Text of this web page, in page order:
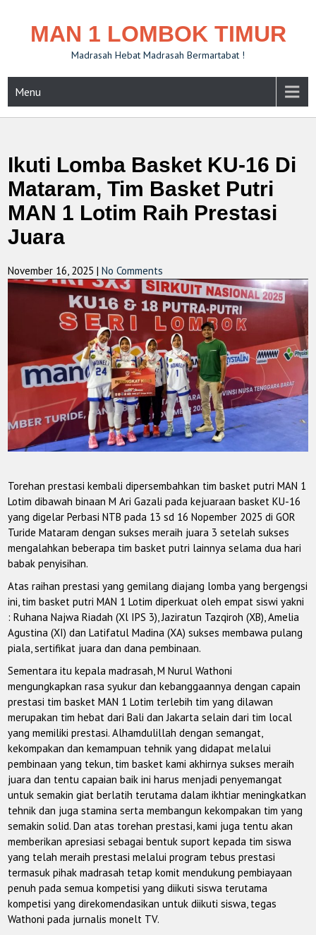
MAN 1 LOMBOK TIMUR
Madrasah Hebat Madrasah Bermartabat !
Menu
Ikuti Lomba Basket KU-16 Di
Mataram, Tim Basket Putri
MAN 1 Lotim Raih Prestasi
Juara
November 16, 2025 |No Comments
Torehan prestasi kembali dipersembahkan tim basket putri MAN 1
Lotim dibawah binaan M Ari Gazali pada kejuaraan basket KU-16
yang digelar Perbasi NTB pada 13 sd 16 Nopember 2025 di GOR
Turide Mataram dengan sukses meraih juara 3 setelah sukses
mengalahkan beberapa tim basket putri lainnya selama dua hari
babak penyisihan.
Atas raihan prestasi yang gemilang diajang lomba yang bergengsi
ini, tim basket putri MAN 1 Lotim diperkuat oleh empat siswi yakni
: Ruhana Najwa Riadah (Xl IPS 3), Jaziratun Tazqiroh (XB), Amelia
Agustina (XI) dan Latifatul Madina (XA) sukses membawa pulang
piala, sertifikat juara dan dana pembinaan.
Sementara itu kepala madrasah, M Nurul Wathoni
mengungkapkan rasa syukur dan kebanggaannya dengan capain
prestasi tim basket MAN 1 Lotim terlebih tim yang dilawan
merupakan tim hebat dari Bali dan Jakarta selain dari tim local
yang memiliki prestasi. Alhamdulillah dengan semangat,
kekompakan dan kemampuan tehnik yang didapat melalui
pembinaan yang tekun, tim basket kami akhirnya sukses meraih
juara dan tentu capaian baik ini harus menjadi penyemangat
untuk semakin giat berlatih terutama dalam ikhtiar meningkatkan
tehnik dan juga stamina serta membangun kekompakan tim yang
semakin solid. Dan atas torehan prestasi, kami juga tentu akan
memberikan apresiasi sebagai bentuk suport kepada tim siswa
yang telah meraih prestasi melalui program tebus prestasi
termasuk pihak madrasah tetap komit mendukung pembiayaan
penuh pada semua kompetisi yang diikuti siswa terutama
kompetisi yang direkomendasikan untuk diikuti siswa, tegas
Wathoni pada jurnalis monelt TV.